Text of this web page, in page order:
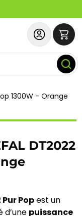
1300W - Orange
DT2022
Pop est un
puissance